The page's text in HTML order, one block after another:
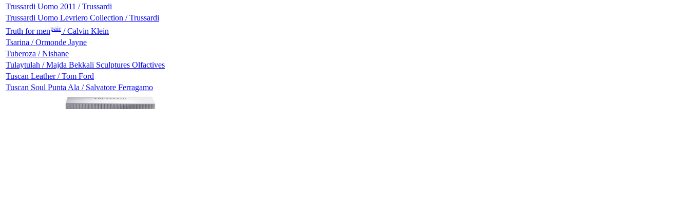
Trussardi Uomo 2011 / Trussardi
Trussardi Uomo Levriero Collection / Trussardi
Truth for menpair/ Calvin Klein
Tsarina / Ormonde Jayne
Tuberoza / Nishane
Tulaytulah / Majda Bekkali Sculptures Olfactives
Tuscan Leather / Tom Ford
Tuscan Soul Punta Ala / Salvatore Ferragamo